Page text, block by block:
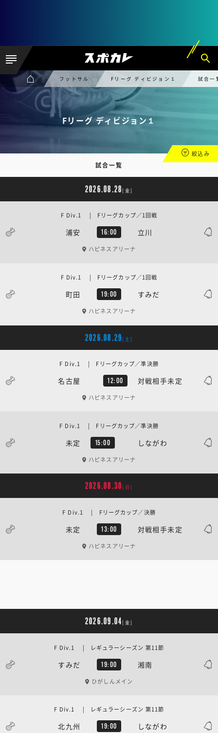
フットサル Fリーグ ディビジョン１ 試合一
Fリーグ ディビジョン１
試合一覧
絞込み
2026.08.28 [金]
浦安 16:00 立川
F Div.1 | Fリーグカップ／1回戦
ハピネスアリーナ
町田 19:00 すみだ
F Div.1 | Fリーグカップ／1回戦
ハピネスアリーナ
2026.08.29 [土]
名古屋 12:00 対戦相手未定
F Div.1 | Fリーグカップ／準決勝
ハピネスアリーナ
未定 15:00 しながわ
F Div.1 | Fリーグカップ／準決勝
ハピネスアリーナ
2026.08.30 [日]
未定 13:00 対戦相手未定
F Div.1 | Fリーグカップ／決勝
ハピネスアリーナ
2026.09.04 [金]
すみだ 19:00 湘南
F Div.1 | レギュラーシーズン 第11節
ひがしんメイン
北九州 19:00 しながわ
F Div.1 | レギュラーシーズン 第11節